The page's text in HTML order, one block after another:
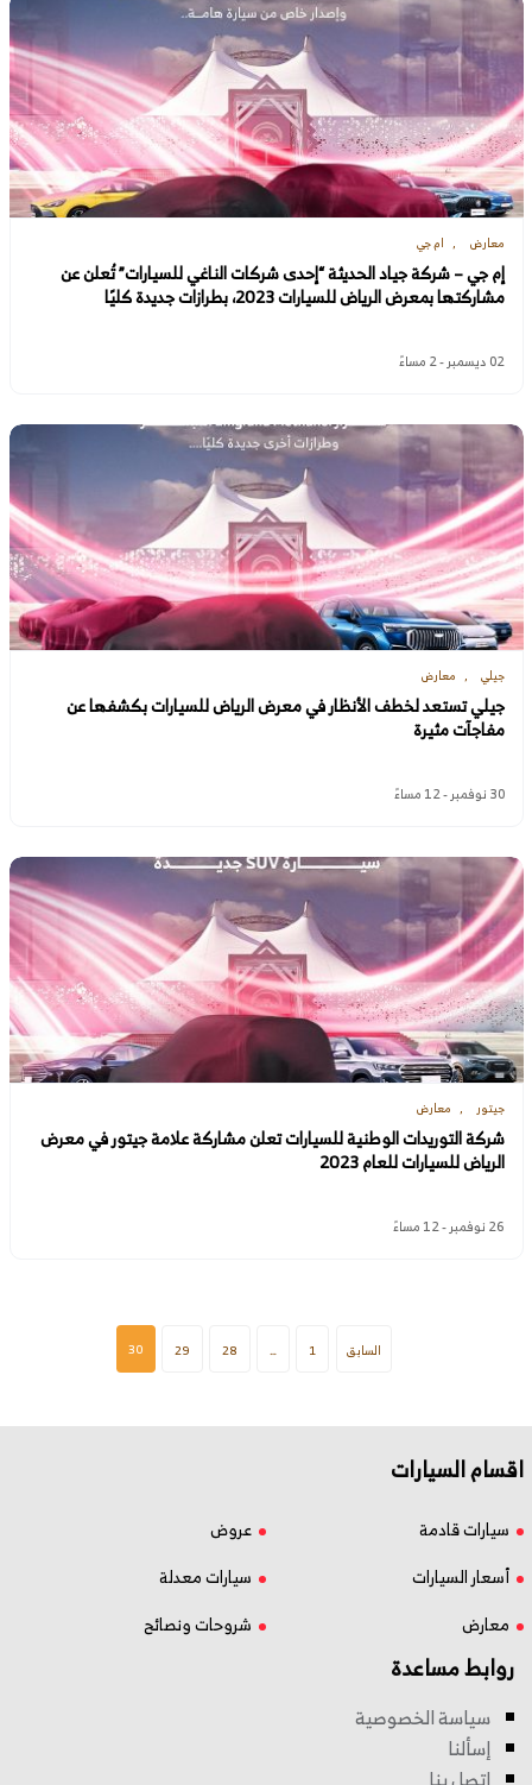
معارض ام جي
إم جي – شركة جياد الحديثة “إحدى شركات الناغي للسيارات” تُعلن عن
مشاركتها بمعرض الرياض للسيارات 2023، بطرازات جديدة كليًا
02 ديسمبر - 2 مساءً
جيلي معارض
جيلي تستعد لخطف الأنظار في معرض الرياض للسيارات بكشفها عن
مفاجآت مثيرة
30 نوفمبر - 12 مساءً
جيتور معارض
شركة التوريدات الوطنية للسيارات تعلن مشاركة علامة جيتور في معرض
الرياض للسيارات للعام 2023
26 نوفمبر - 12 مساءً
السابق 1
…
28
29
30
اقسام السيارات
سيارات قادمة
عروض
أسعار السيارات
سيارات معدلة
معارض
شروحات ونصائح
روابط مساعدة
سياسة الخصوصية
إسألنا